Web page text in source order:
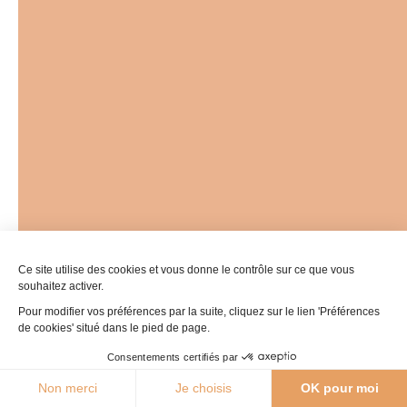
27°C Agenda Webcams Brochures
Ce site utilise des cookies et vous donne le contrôle sur ce que vous
souhaitez activer.
Pour modifier vos préférences par la suite, cliquez sur le lien 'Préférences
de cookies' situé dans le pied de page.
Consentements certifiés par
Non merci Je choisis OK pour moi